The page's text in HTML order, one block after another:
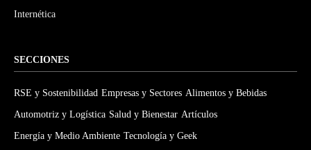
Internética
SECCIONES
RSE y Sostenibilidad Empresas y Sectores Alimentos y Bebidas
Automotriz y Logística Salud y Bienestar Artículos
Energía y Medio Ambiente Tecnología y Geek